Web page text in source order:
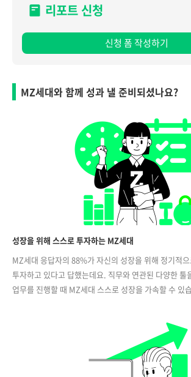
리포트 신청
신청 폼 작성하기
MZ세대와 함께 성과 낼 준비되셨나요?
성장을 위해 스스로 투자하는 MZ세대
MZ세대 응답자의 88%가 자신의 성장을 위해 정기적
투자하고 있다고 답했는데요. 직무와 연관된 다양한 툴
업무를 진행할 때 MZ세대 스스로 성장을 가속할 수 있